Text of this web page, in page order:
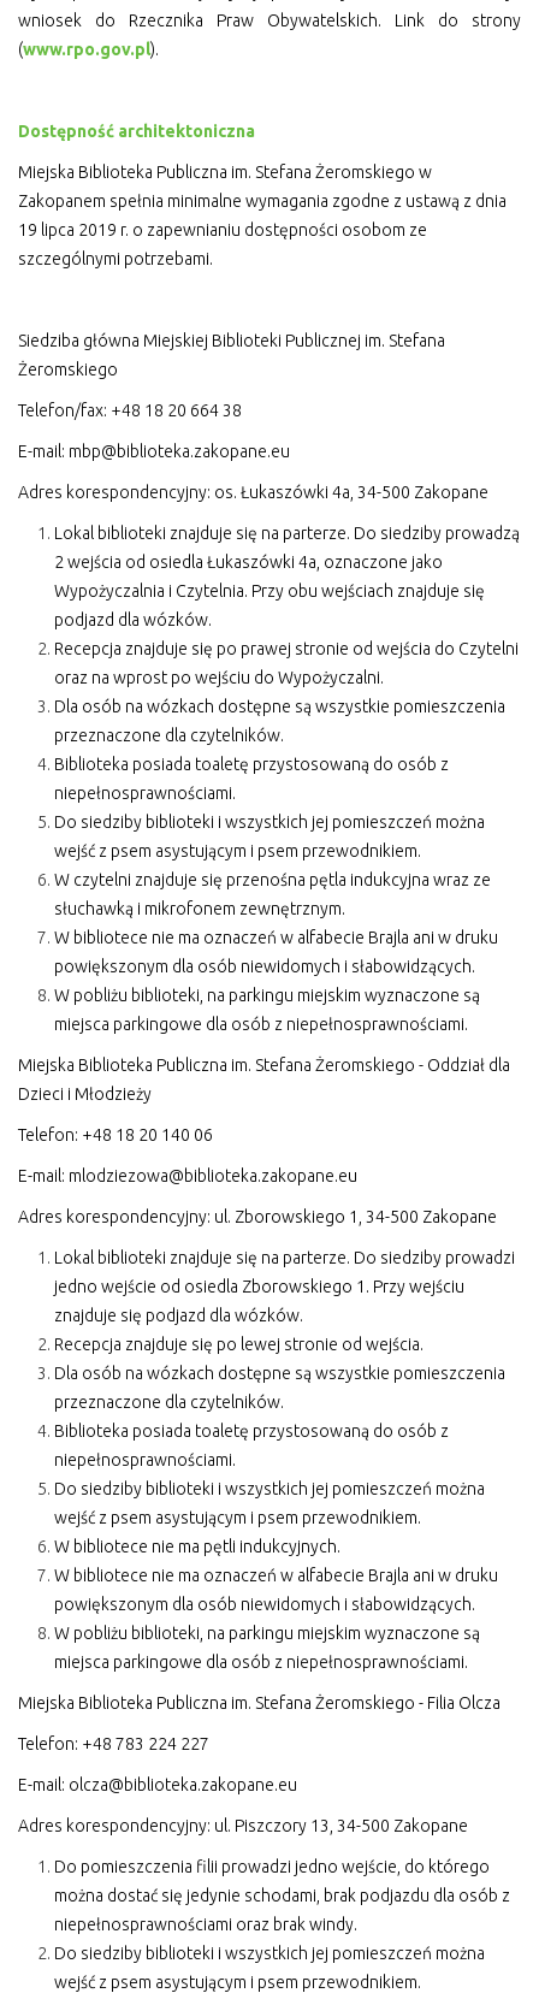
wniosek do Rzecznika Praw Obywatelskich. Link do strony
(www.rpo.gov.pl).
Dostępność architektoniczna
Miejska Biblioteka Publiczna im. Stefana Żeromskiego w
Zakopanem spełnia minimalne wymagania zgodne z ustawą z dnia
19 lipca 2019 r. o zapewnianiu dostępności osobom ze
szczególnymi potrzebami.
Siedziba główna Miejskiej Biblioteki Publicznej im. Stefana
Żeromskiego
Telefon/fax: +48 18 20 664 38
E-mail: mbp@biblioteka.zakopane.eu
Adres korespondencyjny: os. Łukaszówki 4a, 34-500 Zakopane
Lokal biblioteki znajduje się na parterze. Do siedziby prowadzą
2 wejścia od osiedla Łukaszówki 4a, oznaczone jako
Wypożyczalnia i Czytelnia. Przy obu wejściach znajduje się
podjazd dla wózków.
Recepcja znajduje się po prawej stronie od wejścia do Czytelni
oraz na wprost po wejściu do Wypożyczalni.
Dla osób na wózkach dostępne są wszystkie pomieszczenia
przeznaczone dla czytelników.
Biblioteka posiada toaletę przystosowaną do osób z
niepełnosprawnościami.
Do siedziby biblioteki i wszystkich jej pomieszczeń można
wejść z psem asystującym i psem przewodnikiem.
W czytelni znajduje się przenośna pętla indukcyjna wraz ze
słuchawką i mikrofonem zewnętrznym.
W bibliotece nie ma oznaczeń w alfabecie Brajla ani w druku
powiększonym dla osób niewidomych i słabowidzących.
W pobliżu biblioteki, na parkingu miejskim wyznaczone są
miejsca parkingowe dla osób z niepełnosprawnościami.
Miejska Biblioteka Publiczna im. Stefana Żeromskiego - Oddział dla
Dzieci i Młodzieży
Telefon: +48 18 20 140 06
E-mail: mlodziezowa@biblioteka.zakopane.eu
Adres korespondencyjny: ul. Zborowskiego 1, 34-500 Zakopane
Lokal biblioteki znajduje się na parterze. Do siedziby prowadzi
jedno wejście od osiedla Zborowskiego 1. Przy wejściu
znajduje się podjazd dla wózków.
Recepcja znajduje się po lewej stronie od wejścia.
Dla osób na wózkach dostępne są wszystkie pomieszczenia
przeznaczone dla czytelników.
Biblioteka posiada toaletę przystosowaną do osób z
niepełnosprawnościami.
Do siedziby biblioteki i wszystkich jej pomieszczeń można
wejść z psem asystującym i psem przewodnikiem.
W bibliotece nie ma pętli indukcyjnych.
W bibliotece nie ma oznaczeń w alfabecie Brajla ani w druku
powiększonym dla osób niewidomych i słabowidzących.
W pobliżu biblioteki, na parkingu miejskim wyznaczone są
miejsca parkingowe dla osób z niepełnosprawnościami.
Miejska Biblioteka Publiczna im. Stefana Żeromskiego - Filia Olcza
Telefon: +48 783 224 227
E-mail: olcza@biblioteka.zakopane.eu
Adres korespondencyjny: ul. Piszczory 13, 34-500 Zakopane
Do pomieszczenia filii prowadzi jedno wejście, do którego
można dostać się jedynie schodami, brak podjazdu dla osób z
niepełnosprawnościami oraz brak windy.
Do siedziby biblioteki i wszystkich jej pomieszczeń można
wejść z psem asystującym i psem przewodnikiem.